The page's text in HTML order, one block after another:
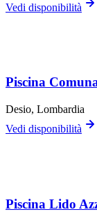
Vedi disponibilità
Piscina
Desio, Lombardia
Vedi disponibilità
Piscina Lido